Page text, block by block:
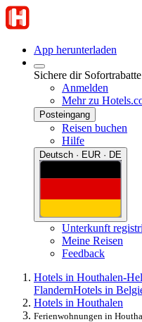
App herunterladen
Sichere dir
Anmelden
Mehr zu
Posteingang
Reisen buchen
Hilfe
Deutsch · EUR · DE
Unterkunft
Meine Reisen
Feedback
Hotels in Houthalen-
FlandernHotels in
Hotels in Houthalen
Ferienwohnungen in